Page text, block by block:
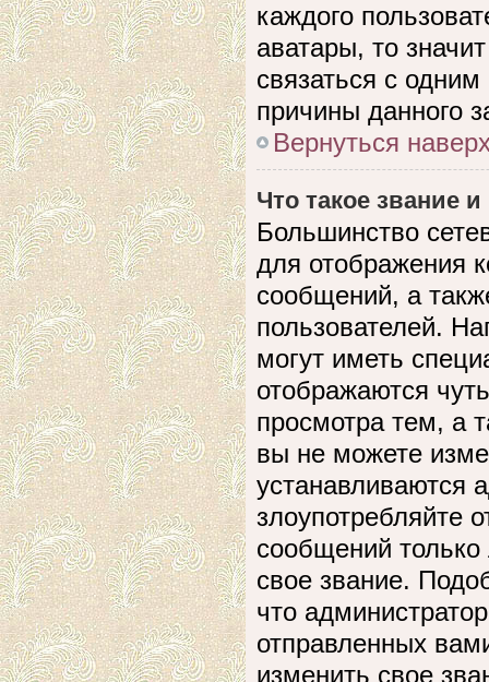
каждого
аватары, то
связаться с
причины данного
Вернуться
Что такое звание
Большинство
для отображения
сообщений, а
пользователей.
могут иметь
отображаются
просмотра тем, а
вы не можете
устанавливаются
злоупотребляйте
сообщений
свое звание.
что
отправленных
изменить свое